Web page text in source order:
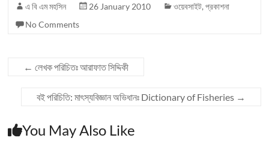
এ বি এম মহসিন 26 January 2010 ওয়েবসাইট,প্রকাশনা
No Comments
← লেখক পরিচিতঃ আরাফাত সিদ্দিকী
বই পরিচিতি: মাৎস্যবিজ্ঞান অভিধানঃ Dictionary of Fisheries →
You May Also Like